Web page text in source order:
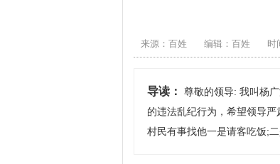
来源：百姓 编辑：百姓 时
导读：
尊敬的领导: 我叫杨
的违法乱纪行为，希望领导
村民有事找他一是请客吃饭;